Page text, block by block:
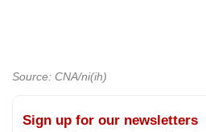
Source: CNA/ni(ih)
Sign up for our newsletters